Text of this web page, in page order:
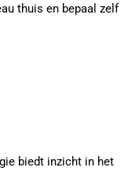
thuis en bepaal zelf
biedt inzicht in het